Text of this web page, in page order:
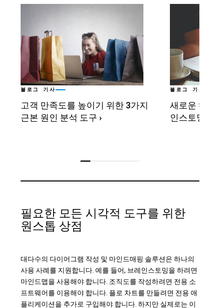
블로그 기사
고객 만족도를 높이기 위한 3가지
근본 원인 분석 도구 ›
블로그 기사
새로운 해를
인스토밍 및
필요한 모든 시각적 도구를 위한
원스톱 상점
대다수의 다이어그램 작성 및 마인드매핑 솔루션은 하나의
사용 사례를 지원합니다. 예를 들어, 브레인스토밍을 하려면
마인드맵을 사용해야 합니다. 조직도를 작성하려면 전용 소
프트웨어를 이용해야 합니다. 플로 차트를 만들려면 전용 애
플리케이션을 추가로 구입해야 합니다. 하지만 실제로는 이